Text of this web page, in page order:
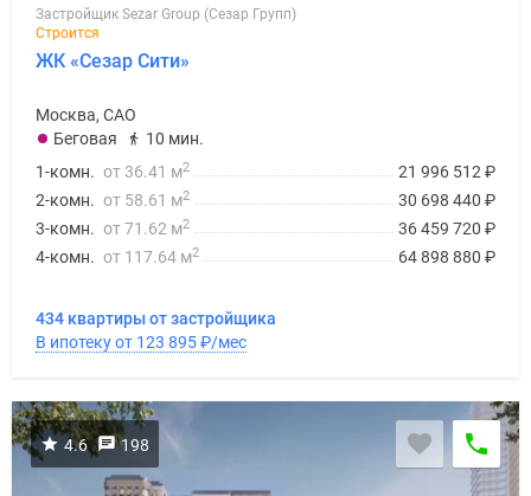
поселки
Коттеджные
поселки
ипотеку
Бизнес-
центры
Скидки
Макс
Застройщик Sezar Group (Сезар Групп)
Строится
ЖК «Сезар Сити»
Москва, САО
Беговая
10 мин.
21 996 512 ₽
1-комн. от 36.41 м2
30 698 440 ₽
2-комн. от 58.61 м2
36 459 720 ₽
3-комн. от 71.62 м2
64 898 880 ₽
4-комн. от 117.64 м2
434 квартиры от застройщика
В ипотеку от 123 895₽/мес
4.6 198